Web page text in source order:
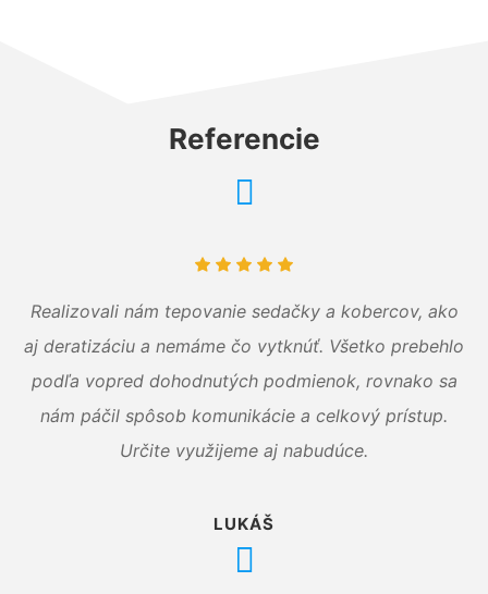
Referencie
Realizovali nám tepovanie sedačky a kobercov, ako
aj deratizáciu a nemáme čo vytknúť. Všetko prebehlo
podľa vopred dohodnutých podmienok, rovnako sa
nám páčil spôsob komunikácie a celkový prístup.
Určite využijeme aj nabudúce.
LUKÁŠ